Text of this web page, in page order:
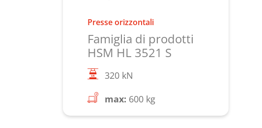
Presse orizzontali
Famiglia di prodotti
HSM HL 3521 S
320 kN
max: 600 kg